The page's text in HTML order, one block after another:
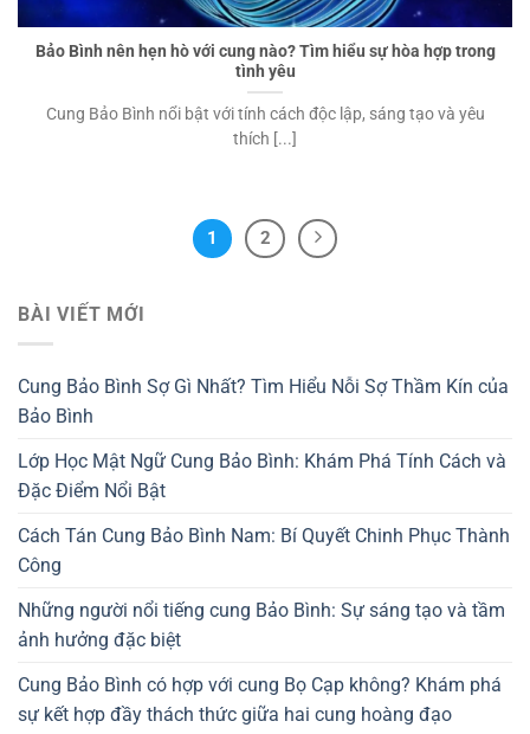
Bảo Bình nên hẹn hò với cung nào? Tìm hiểu sự hòa hợp trong
tình yêu
Cung Bảo Bình nổi bật với tính cách độc lập, sáng tạo và yêu
thích [...]
1 2
BÀI VIẾT MỚI
Cung Bảo Bình Sợ Gì Nhất? Tìm Hiểu Nỗi Sợ Thầm Kín của
Bảo Bình
Lớp Học Mật Ngữ Cung Bảo Bình: Khám Phá Tính Cách và
Đặc Điểm Nổi Bật
Cách Tán Cung Bảo Bình Nam: Bí Quyết Chinh Phục Thành
Công
Những người nổi tiếng cung Bảo Bình: Sự sáng tạo và tầm
ảnh hưởng đặc biệt
Cung Bảo Bình có hợp với cung Bọ Cạp không? Khám phá
sự kết hợp đầy thách thức giữa hai cung hoàng đạo